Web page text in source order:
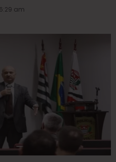
6:29 am